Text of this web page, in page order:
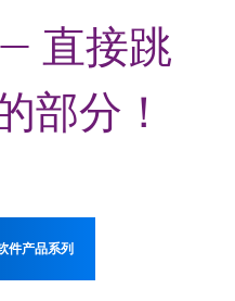
直接跳
部分！
件产品系列